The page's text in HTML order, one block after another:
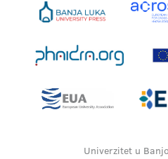
Univerzitet u